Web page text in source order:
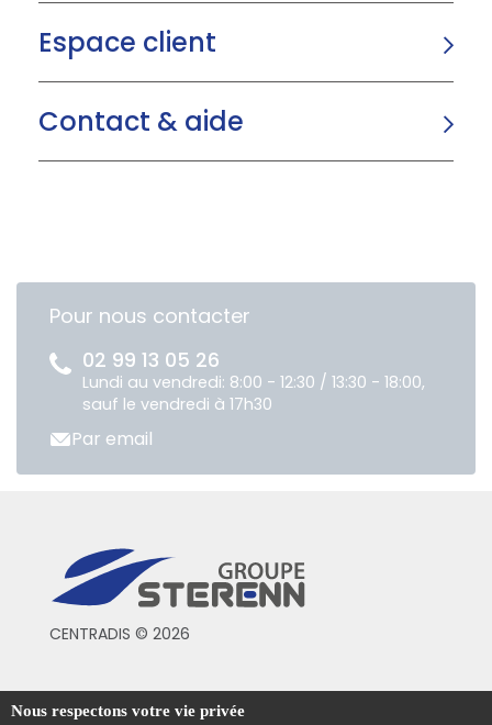
Espace client
Contact & aide
Pour nous contacter
02 99 13 05 26
Lundi au vendredi: 8:00 - 12:30 / 13:30 - 18:00,
sauf le vendredi à 17h30
Par email
CENTRADIS © 2026
Conditions générales de vente
Nous respectons votre vie privée